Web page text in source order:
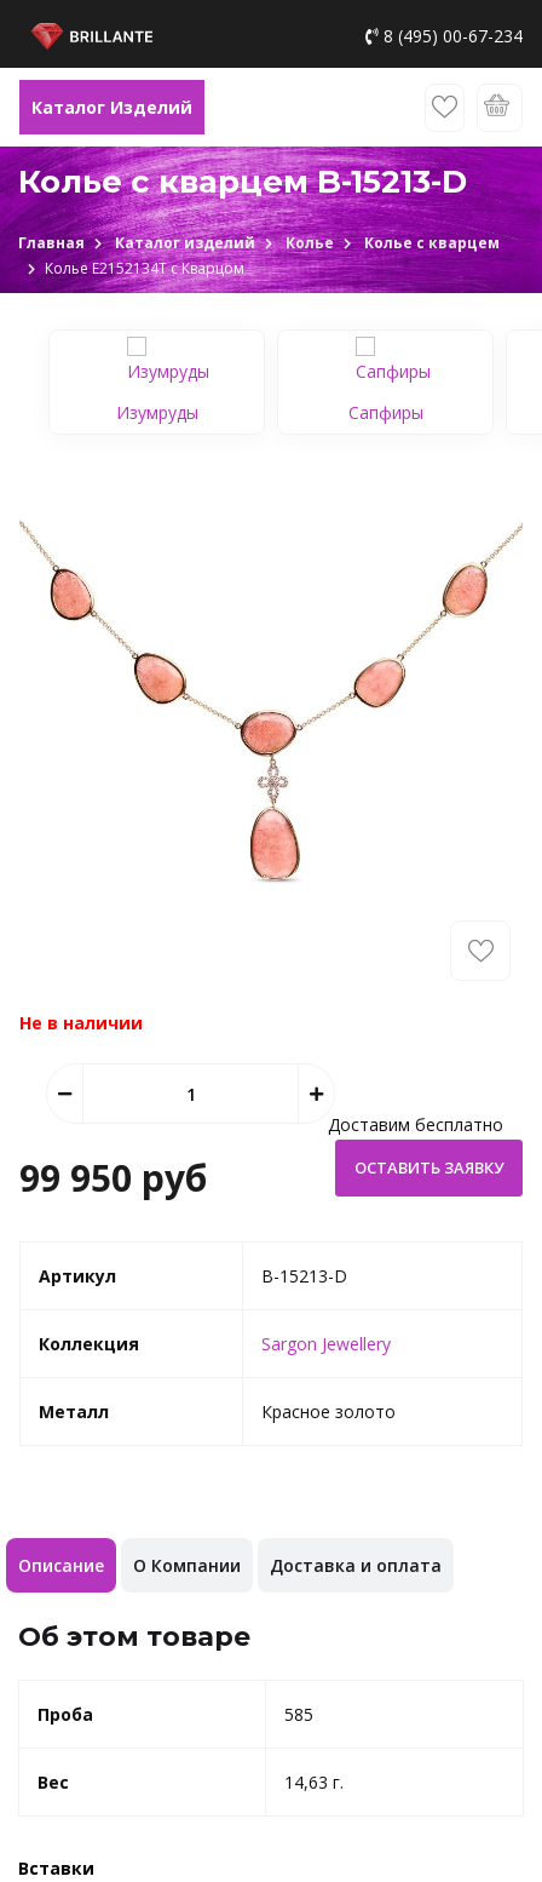
8 (495) 00-67-234
Каталог Изделий
Колье с кварцем B-15213-D
Главная Каталог изделий Колье
Колье с кварцем
Колье Е2152134Т c Кварцом
Изумруды Сапфиры
Не в наличии
99 950 руб
Доставим бесплатно
Артикул B-15213-D
Коллекция Sargon Jewellery
Металл Красное золото
Описание О Компании Доставка и оплата
Об этом товаре
Проба 585
Вес 14,63 г.
Вставки